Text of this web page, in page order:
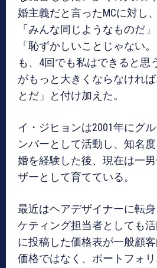
婚主義だと言ったMCに対し
「みんな同じようなものだ
「恥ずかしいことじゃない
も、4回でも私はできると思
がもっと大きくならなけれ
とだ」と付け加えた。
イ・ジヒョンは2001年にグル
ンバーとして活動し、知名
婚を経験した後、現在は一
ザーとして育てている。
最近はヘアデザイナーに転
ケティング担当者としても
に投稿した価格表が一般顧
価格ではなく、ポートフォ